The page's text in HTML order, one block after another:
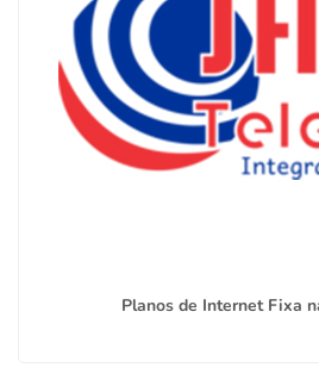
Planos de Internet Fixa